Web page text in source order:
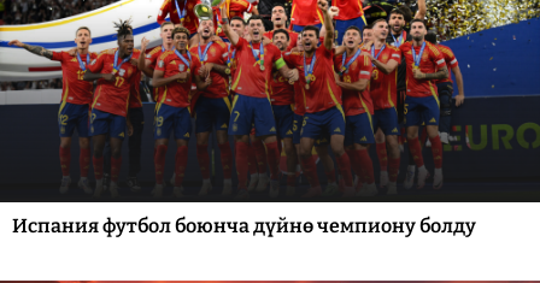
Испания футбол боюнча дүйнө чемпиону болду